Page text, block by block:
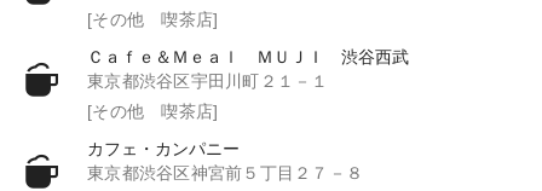
[その他 喫茶店]
Ｃａｆｅ＆Ｍｅａｌ ＭＵＪＩ 渋谷西武
東京都渋谷区宇田川町２１－１
[その他 喫茶店]
カフェ・カンパニー
東京都渋谷区神宮前５丁目２７－８